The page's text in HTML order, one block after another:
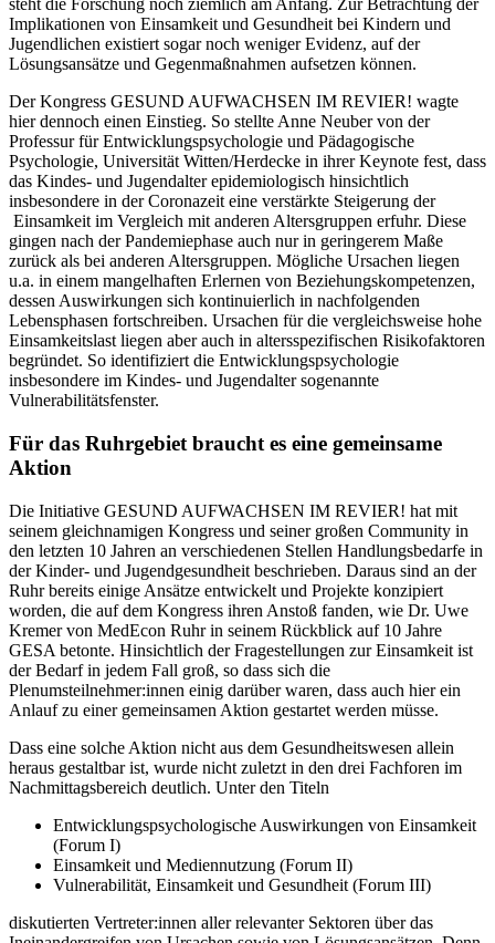
steht die Forschung noch ziemlich am Anfang. Zur Betrachtung der
Implikationen von Einsamkeit und Gesundheit bei Kindern und
Jugendlichen existiert sogar noch weniger Evidenz, auf der
Lösungsansätze und Gegenmaßnahmen aufsetzen können.
Der Kongress GESUND AUFWACHSEN IM REVIER! wagte
hier dennoch einen Einstieg. So stellte Anne Neuber von der
Professur für Entwicklungspsychologie und Pädagogische
Psychologie, Universität Witten/Herdecke in ihrer Keynote fest, dass
das Kindes- und Jugendalter epidemiologisch hinsichtlich
insbesondere in der Coronazeit eine verstärkte Steigerung der
Einsamkeit im Vergleich mit anderen Altersgruppen erfuhr. Diese
gingen nach der Pandemiephase auch nur in geringerem Maße
zurück als bei anderen Altersgruppen. Mögliche Ursachen liegen
u.a. in einem mangelhaften Erlernen von Beziehungskompetenzen,
dessen Auswirkungen sich kontinuierlich in nachfolgenden
Lebensphasen fortschreiben. Ursachen für die vergleichsweise hohe
Einsamkeitslast liegen aber auch in altersspezifischen Risikofaktoren
begründet. So identifiziert die Entwicklungspsychologie
insbesondere im Kindes- und Jugendalter sogenannte
Vulnerabilitätsfenster.
Für das Ruhrgebiet braucht es eine gemeinsame
Aktion
Die Initiative GESUND AUFWACHSEN IM REVIER! hat mit
seinem gleichnamigen Kongress und seiner großen Community in
den letzten 10 Jahren an verschiedenen Stellen Handlungsbedarfe in
der Kinder- und Jugendgesundheit beschrieben. Daraus sind an der
Ruhr bereits einige Ansätze entwickelt und Projekte konzipiert
worden, die auf dem Kongress ihren Anstoß fanden, wie Dr. Uwe
Kremer von MedEcon Ruhr in seinem Rückblick auf 10 Jahre
GESA betonte. Hinsichtlich der Fragestellungen zur Einsamkeit ist
der Bedarf in jedem Fall groß, so dass sich die
Plenumsteilnehmer:innen einig darüber waren, dass auch hier ein
Anlauf zu einer gemeinsamen Aktion gestartet werden müsse.
Dass eine solche Aktion nicht aus dem Gesundheitswesen allein
heraus gestaltbar ist, wurde nicht zuletzt in den drei Fachforen im
Nachmittagsbereich deutlich. Unter den Titeln
Entwicklungspsychologische Auswirkungen von Einsamkeit
(Forum I)
Einsamkeit und Mediennutzung (Forum II)
Vulnerabilität, Einsamkeit und Gesundheit (Forum III)
diskutierten Vertreter:innen aller relevanter Sektoren über das